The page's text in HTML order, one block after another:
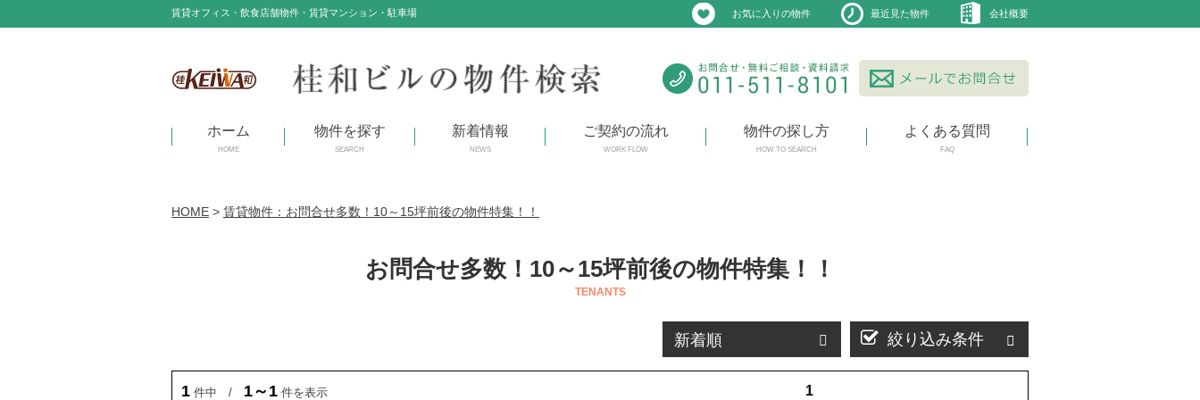
賃貸オフィス・飲食店舗物件・賃貸マンション・駐車場 お気に入りの物件 最近見た物件 会社概要
ホーム
HOME
物件を探す
SEARCH
新着情報
NEWS
ご契約の流れ
WORK FLOW
物件の探し方
HOW TO SEARCH
よくある質問
FAQ
HOME > 賃貸物件：お問合せ多数！10～15坪前後の物件特集！！
お問合せ多数！10～15坪前後の物件特集！！
TENANTS
絞り込み条件
1 件中 / 1～1 件を表示 1